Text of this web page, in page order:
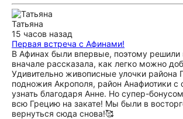
Татьяна
15 часов назад
Первая встреча с Афинами!
В Афинах были впервые, поэтому
вначале рассказала, как легко можно
Удивительно живописные улочки
подножия Акрополя, район Анафиотики
узнать благодаря Анне. Но супер-
всю Грецию на закате! Мы были в
вернуться сюда снова!🥰